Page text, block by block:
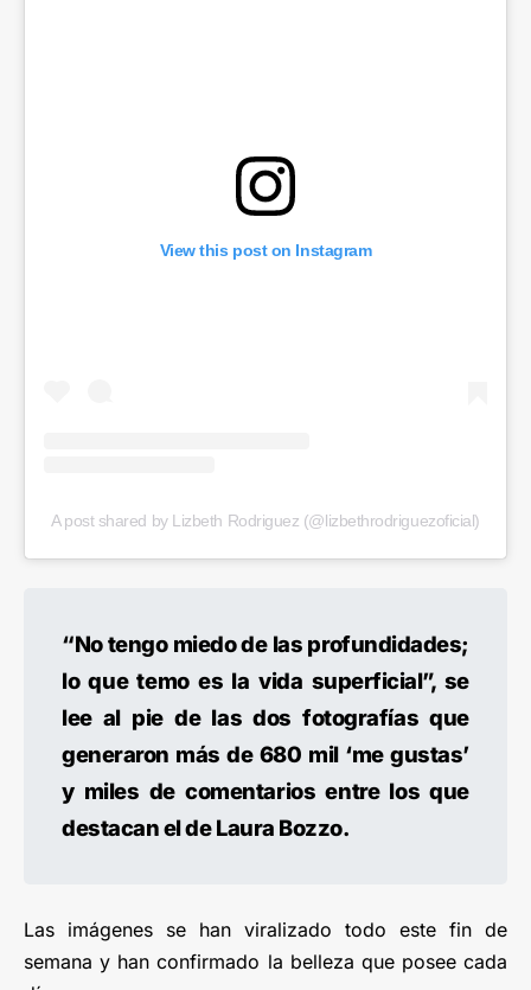
View this post on Instagram
A post shared by Lizbeth Rodriguez (@lizbethrodriguezoficial)
“No tengo miedo de las profundidades;
lo que temo es la vida superficial”, se
lee al pie de las dos fotografías que
generaron más de 680 mil ‘me gustas’
y miles de comentarios entre los que
destacan el de Laura Bozzo.
Las imágenes se han viralizado todo este fin de
semana y han confirmado la belleza que posee cada